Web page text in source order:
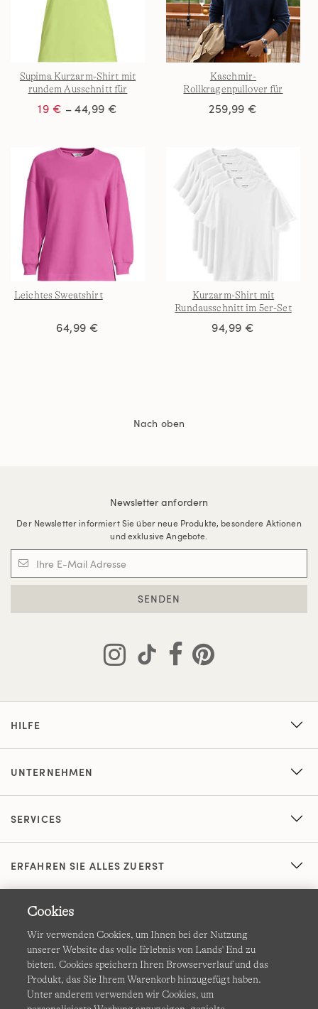
Supima Kurzarm-Shirt mit
rundem Ausschnitt für
19 € – 44,99 €
Kaschmir-
Rollkragenpullover für
259,99 €
Leichtes Sweatshirt
64,99 €
Kurzarm-Shirt mit
Rundausschnitt im 5er-Set
94,99 €
Nach oben
Newsletter anfordern
Der Newsletter informiert Sie über neue Produkte, besondere Aktionen
und exklusive Angebote.
SENDEN
HILFE
UNTERNEHMEN
SERVICES
ERFAHREN SIE ALLES ZUERST
Datenschutz & Sicherheit
Cookies
Wir verwenden Cookies, um Ihnen bei der Nutzung
unserer Website das volle Erlebnis von Lands' End zu
bieten. Cookies speichern Ihren Browserverlauf und das
Produkt, das Sie Ihrem Warenkorb hinzugefügt haben.
Unter anderem verwenden wir Cookies, um